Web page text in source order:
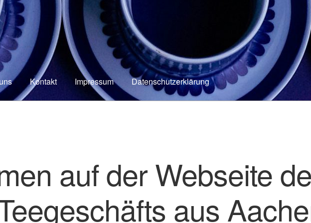
Kontakt Impressum Datenschutzerklärung
auf der Webseite
aus